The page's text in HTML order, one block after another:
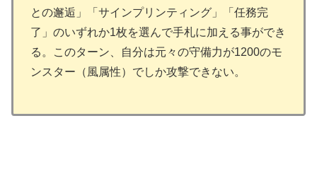
との邂逅」「サインプリンティング」「任務完
了」のいずれか1枚を選んで手札に加える事ができ
る。このターン、自分は元々の守備力が1200のモ
ンスター（風属性）でしか攻撃できない。